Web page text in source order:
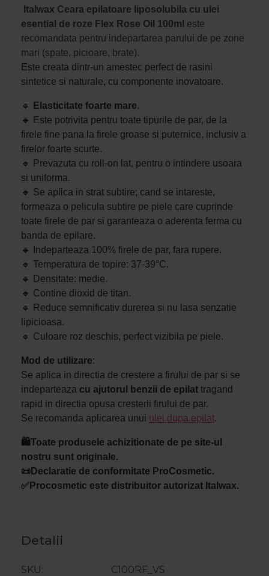
Italwax Ceara epilatoare liposolubila cu ulei
esential de roze Flex Rose Oil 100ml este
recomandata pentru indepartarea parului de pe zone
mari (spate, picioare, brate).
Este creata dintr-un amestec perfect de rasini
sintetice si naturale, cu componente inovatoare.
🔸 Elasticitate foarte mare.
🔸
Este potrivita pentru toate tipurile de par, de la
firele fine pana la firele groase si puternice, inclusiv a
firelor foarte scurte.
🔸
Prevazuta cu roll-on lat, pentru o intindere usoara
si uniforma.
🔸 Se aplica in strat subtire; cand se intareste,
formeaza o pelicula subtire pe piele care cuprinde
toate firele de par si garanteaza o aderenta ferma cu
banda de epilare.
🔸
Indeparteaza 100% firele de par, fara rupere.
🔸 Temperatura de topire: 37-39°C.
🔸
Densitate: medie.
🔸 Contine dioxid de titan.
🔸
Reduce semnificativ durerea si nu lasa senzatie
lipicioasa.
🔸 Culoare roz deschis, perfect vizibila pe piele.
Mod de utilizare:
Se aplica in directia de crestere a firului de par si se
indeparteaza cu ajutorul benzii de epilat tragand
rapid in directia opusa cresterii firului de par.
Se recomanda aplicarea unui ulei dupa epilat.
🛍️Toate produsele achizitionate de pe site-ul
nostru sunt originale.
📜Declaratie de conformitate ProCosmetic.
✅Procosmetic este distribuitor autorizat Italwax.
Detalii
SKU
C100RF_VS